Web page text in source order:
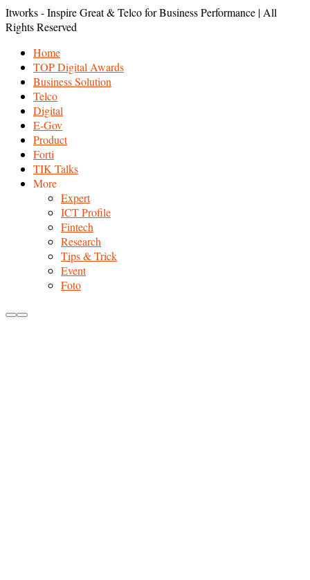
Itworks - Inspire Great & Telco for Business Performance | All
Rights Reserved
Home
TOP Digital Awards
Business Solution
Telco
Digital
E-Gov
Product
Forti
TIK Talks
More
Expert
ICT Profile
Fintech
Research
Tips & Trick
Event
Foto